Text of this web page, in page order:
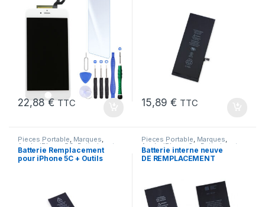
22,88€ TTC 15,89€ TTC
Pieces Portable, Marques,
Apple iPhone 5C Batteries et
chargeurs,Batteries Apple
Batterie Remplacement
pour iPhone 5C + Outils
Pieces Portable, Marques,
Apple iPhone 6s Batteries et
chargeurs,Batteries,Batteries
Apple
Batterie interne neuve
DE REMPLACEMENT